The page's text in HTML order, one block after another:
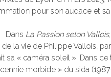
pour son audace et sa
La Passion selon Vallois
la vie de Philippe Vallois,
sa « caméra soleil ». Dans
morbide » du sida